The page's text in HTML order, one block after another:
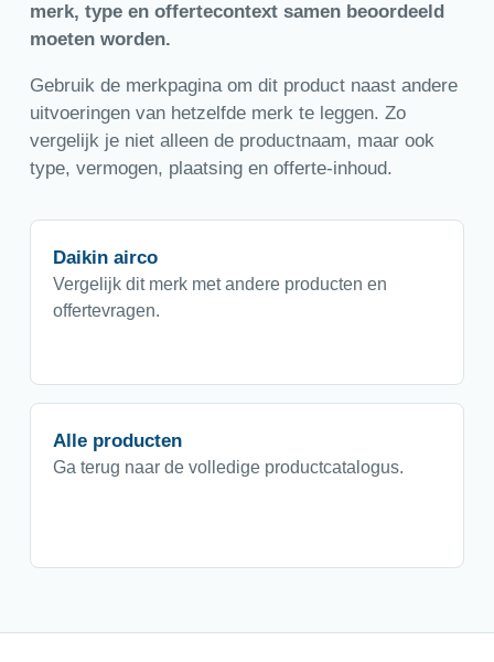
merk, type en offertecontext samen beoordeeld
moeten worden.
Gebruik de merkpagina om dit product naast andere
uitvoeringen van hetzelfde merk te leggen. Zo
vergelijk je niet alleen de productnaam, maar ook
type, vermogen, plaatsing en offerte-inhoud.
Daikin airco
Vergelijk dit merk met andere producten en
offertevragen.
Alle producten
Ga terug naar de volledige productcatalogus.